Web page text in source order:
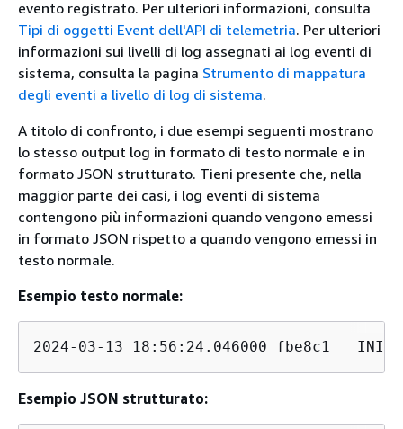
evento registrato. Per ulteriori informazioni, consulta
Tipi di oggetti Event dell'API di telemetria. Per ulteriori
informazioni sui livelli di log assegnati ai log eventi di
sistema, consulta la pagina Strumento di mappatura
degli eventi a livello di log di sistema.
A titolo di confronto, i due esempi seguenti mostrano
lo stesso output log in formato di testo normale e in
formato JSON strutturato. Tieni presente che, nella
maggior parte dei casi, i log eventi di sistema
contengono più informazioni quando vengono emessi
in formato JSON rispetto a quando vengono emessi in
testo normale.
Esempio testo normale:
2024-03-13 18:56:24.046000 fbe8c1
Esempio JSON strutturato: